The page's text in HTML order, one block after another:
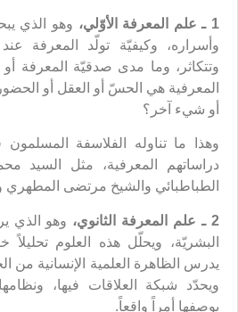
1 ـعلم المعرفة الأوّلي، وهو الذي
وأسراره، وكيفيّة تولّد المعرفة
وتتكاثر، وما مدى صدقيّة المعرفة
المعرفية هي الحسّ أو العقل أو
أو شيء آخر؟
وهذا ما تناوله الفلاسفة
دراساتهم المعرفية، مثل السيد
الطباطبائي والشيخ مرتضى المطهري
2ـعلم المعرفة الثانوي، وهو الذي
البشريّة، ويحلّل هذه العلوم تحليلاً
يدرس الظاهرة العلمية الإنسانية من
ويحدّد شبكة العلاقات فيها،
بوصفها أمراً واقعاً.